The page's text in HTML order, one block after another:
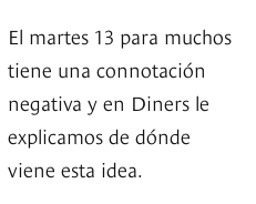
El martes 13 para muchos
tiene una connotación
negativa y en Diners le
explicamos de dónde
viene esta idea.